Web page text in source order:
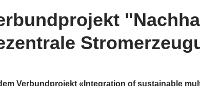
Verbundprojekt «Integration of sustainable